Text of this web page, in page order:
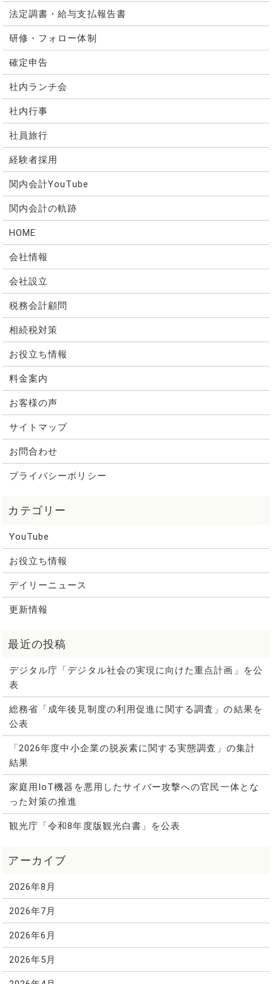
法定調書・給与支払報告書
研修・フォロー体制
確定申告
社内ランチ会
社内行事
社員旅行
経験者採用
関内会計YouTube
関内会計の軌跡
HOME
会社情報
会社設立
税務会計顧問
相続税対策
お役立ち情報
料金案内
お客様の声
サイトマップ
お問合わせ
プライバシーポリシー
YouTube
お役立ち情報
デイリーニュース
更新情報
デジタル庁「デジタル社会の実現に向けた重点計画」を公
表
総務省「成年後見制度の利用促進に関する調査」の結果を
公表
「2026年度中小企業の脱炭素に関する実態調査」の集計
結果
家庭用IoT機器を悪用したサイバー攻撃への官民一体とな
った対策の推進
観光庁「令和8年度版観光白書」を公表
2026年8月
2026年7月
2026年6月
2026年5月